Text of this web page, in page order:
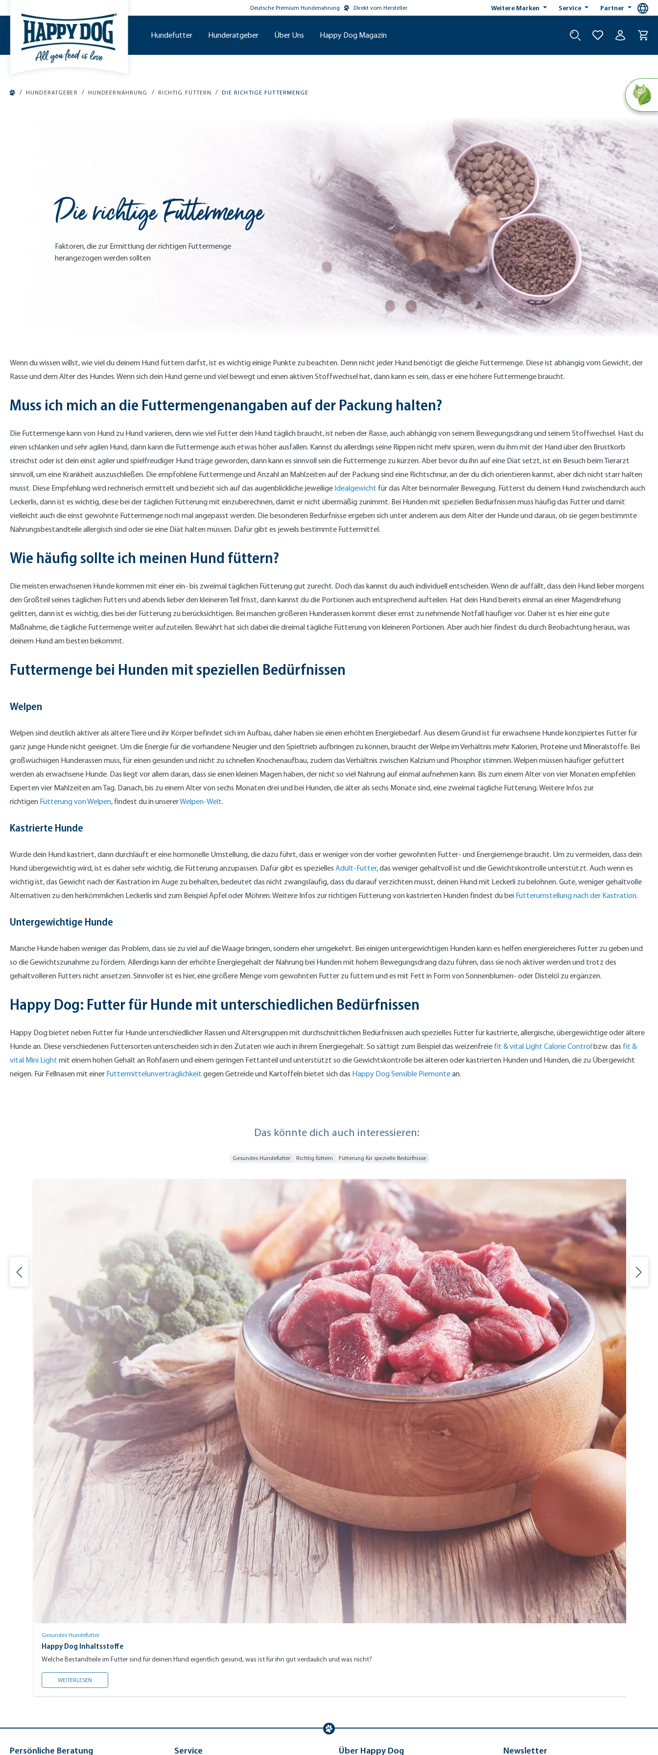
Deutsche Premium Hundenahrung Direkt vom Hersteller Weitere Marken Service Partner
Hundefutter Hunderatgeber Über Uns Happy Dog Magazin
/ HUNDERATGEBER / HUNDEERNÄHRUNG / RICHTIG FÜTTERN / DIE RICHTIGE FUTTERMENGE
Die richtige Futtermenge
Faktoren, die zur Ermittlung der richtigen Futtermenge
herangezogen werden sollten
Wenn du wissen willst, wie viel du deinem Hund füttern darfst, ist es wichtig einige Punkte zu beachten. Denn nicht jeder Hund benötigt die gleiche Futtermenge. Diese ist abhängig vom Gewicht, der
Rasse und dem Alter des Hundes. Wenn sich dein Hund gerne und viel bewegt und einen aktiven Stoffwechsel hat, dann kann es sein, dass er eine höhere Futtermenge braucht.
Muss ich mich an die Futtermengenangaben auf der Packung halten?
Die Futtermenge kann von Hund zu Hund variieren, denn wie viel Futter dein Hund täglich braucht, ist neben der Rasse, auch abhängig von seinem Bewegungsdrang und seinem Stoffwechsel. Hast du
einen schlanken und sehr agilen Hund, dann kann die Futtermenge auch etwas höher ausfallen. Kannst du allerdings seine Rippen nicht mehr spüren, wenn du ihm mit der Hand über den Brustkorb
streichst oder ist dein einst agiler und spielfreudiger Hund träge geworden, dann kann es sinnvoll sein die Futtermenge zu kürzen. Aber bevor du ihn auf eine Diät setzt, ist ein Besuch beim Tierarzt
sinnvoll, um eine Krankheit auszuschließen. Die empfohlene Futtermenge und Anzahl an Mahlzeiten auf der Packung sind eine Richtschnur, an der du dich orientieren kannst, aber dich nicht starr halten
musst. Diese Empfehlung wird rechnerisch ermittelt und bezieht sich auf das augenblickliche jeweilige Idealgewicht für das Alter bei normaler Bewegung. Fütterst du deinem Hund zwischendurch auch
Leckerlis, dann ist es wichtig, diese bei der täglichen Fütterung mit einzuberechnen, damit er nicht übermäßig zunimmt. Bei Hunden mit speziellen Bedürfnissen muss häufig das Futter und damit
vielleicht auch die einst gewohnte Futtermenge noch mal angepasst werden. Die besonderen Bedürfnisse ergeben sich unter anderem aus dem Alter der Hunde und daraus, ob sie gegen bestimmte
Nahrungsbestandteile allergisch sind oder sie eine Diät halten müssen. Dafür gibt es jeweils bestimmte Futtermittel.
Wie häufig sollte ich meinen Hund füttern?
Die meisten erwachsenen Hunde kommen mit einer ein- bis zweimal täglichen Fütterung gut zurecht. Doch das kannst du auch individuell entscheiden. Wenn dir auffällt, dass dein Hund lieber morgens
den Großteil seines täglichen Futters und abends lieber den kleineren Teil frisst, dann kannst du die Portionen auch entsprechend aufteilen. Hat dein Hund bereits einmal an einer Magendrehung
gelitten, dann ist es wichtig, dies bei der Fütterung zu berücksichtigen. Bei manchen größeren Hunderassen kommt dieser ernst zu nehmende Notfall häufiger vor. Daher ist es hier eine gute
Maßnahme, die tägliche Futtermenge weiter aufzuteilen. Bewährt hat sich dabei die dreimal tägliche Fütterung von kleineren Portionen. Aber auch hier findest du durch Beobachtung heraus, was
deinem Hund am besten bekommt.
Futtermenge bei Hunden mit speziellen Bedürfnissen
Welpen
Welpen sind deutlich aktiver als ältere Tiere und ihr Körper befindet sich im Aufbau, daher haben sie einen erhöhten Energiebedarf. Aus diesem Grund ist für erwachsene Hunde konzipiertes Futter für
ganz junge Hunde nicht geeignet. Um die Energie für die vorhandene Neugier und den Spieltrieb aufbringen zu können, braucht der Welpe im Verhältnis mehr Kalorien, Proteine und Mineralstoffe. Bei
großwüchsigen Hunderassen muss, für einen gesunden und nicht zu schnellen Knochenaufbau, zudem das Verhältnis zwischen Kalzium und Phosphor stimmen. Welpen müssen häufiger gefüttert
werden als erwachsene Hunde. Das liegt vor allem daran, dass sie einen kleinen Magen haben, der nicht so viel Nahrung auf einmal aufnehmen kann. Bis zum einem Alter von vier Monaten empfehlen
Experten vier Mahlzeiten am Tag. Danach, bis zu einem Alter von sechs Monaten drei und bei Hunden, die älter als sechs Monate sind, eine zweimal tägliche Fütterung. Weitere Infos zur
richtigen Fütterung von Welpen, findest du in unsererWelpen-Welt.
Kastrierte Hunde
Wurde dein Hund kastriert, dann durchläuft er eine hormonelle Umstellung, die dazu führt, dass er weniger von der vorher gewohnten Futter- und Energiemenge braucht. Um zu vermeiden, dass dein
Hund übergewichtig wird, ist es daher sehr wichtig, die Fütterung anzupassen. Dafür gibt es spezielles Adult-Futter, das weniger gehaltvoll ist und die Gewichtskontrolle unterstützt. Auch wenn es
wichtig ist, das Gewicht nach der Kastration im Auge zu behalten, bedeutet das nicht zwangsläufig, dass du darauf verzichten musst, deinen Hund mit Leckerli zu belohnen. Gute, weniger gehaltvolle
Alternativen zu den herkömmlichen Leckerlis sind zum Beispiel Äpfel oder Möhren. Weitere Infos zur richtigen Fütterung von kastrierten Hunden findest du bei Futterumstellung nach der Kastration.
Untergewichtige Hunde
Manche Hunde haben weniger das Problem, dass sie zu viel auf die Waage bringen, sondern eher umgekehrt. Bei einigen untergewichtigen Hunden kann es helfen energiereicheres Futter zu geben und
so die Gewichtszunahme zu fördern. Allerdings kann der erhöhte Energiegehalt der Nahrung bei Hunden mit hohem Bewegungsdrang dazu führen, dass sie noch aktiver werden und trotz des
gehaltvolleren Futters nicht ansetzen. Sinnvoller ist es hier, eine größere Menge vom gewohnten Futter zu füttern und es mit Fett in Form von Sonnenblumen- oder Distelöl zu ergänzen.
Happy Dog: Futter für Hunde mit unterschiedlichen Bedürfnissen
Happy Dog bietet neben Futter für Hunde unterschiedlicher Rassen und Altersgruppen mit durchschnittlichen Bedürfnissen auch spezielles Futter für kastrierte, allergische, übergewichtige oder ältere
Hunde an. Diese verschiedenen Futtersorten unterscheiden sich in den Zutaten wie auch in ihrem Energiegehalt. So sättigt zum Beispiel das weizenfreie fit & vital Light Calorie Controlbzw. das fit &
vital Mini Light mit einem hohen Gehalt an Rohfasern und einem geringen Fettanteil und unterstützt so die Gewichtskontrolle bei älteren oder kastrierten Hunden und Hunden, die zu Übergewicht
neigen. Für Fellnasen mit einer Futtermittelunverträglichkeit gegen Getreide und Kartoffeln bietet sich das Happy Dog Sensible Piemontean.
Das könnte dich auch interessieren:
Gesundes Hundefutter Richtig füttern Fütterung für spezielle Bedürfnisse
Gesundes Hundefutter
Happy Dog Inhaltsstoffe
Welche Bestandteile im Futter sind für deinen Hund eigentlich gesund, was ist für ihn gut verdaulich und was nicht?
WEITERLESEN
Persönliche Beratung Service Über Happy Dog Newsletter